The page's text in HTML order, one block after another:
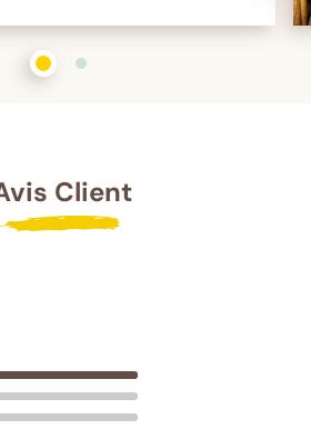
1
sur 2 2sur 2
Client